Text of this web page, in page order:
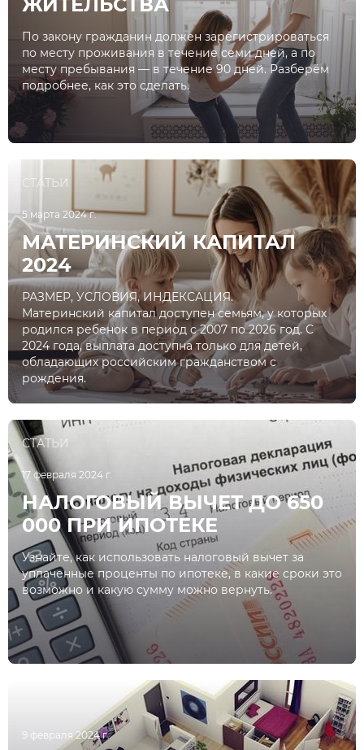
По закону гражданин должен зарегистрироваться
по месту проживания в течение семи дней, а по
месту пребывания — в течение 90 дней. Разберём
подробнее, как это сделать.
СТАТЬИ
5 марта 2024 г.
МАТЕРИНСКИЙ КАПИТАЛ
2024
РАЗМЕР, УСЛОВИЯ, ИНДЕКСАЦИЯ.
Материнский капитал доступен семьям, у которых
родился ребенок в период с 2007 по 2026 год. С
2024 года, выплата доступна только для детей,
обладающих российским гражданством с
рождения.
СТАТЬИ
17 февраля 2024 г.
НАЛОГОВЫЙ ВЫЧЕТ ДО 650
000 ПРИ ИПОТЕКЕ
Узнайте, как использовать налоговый вычет за
уплаченные проценты по ипотеке, в какие сроки это
возможно и какую сумму можно вернуть.
9 февраля 2024 г.